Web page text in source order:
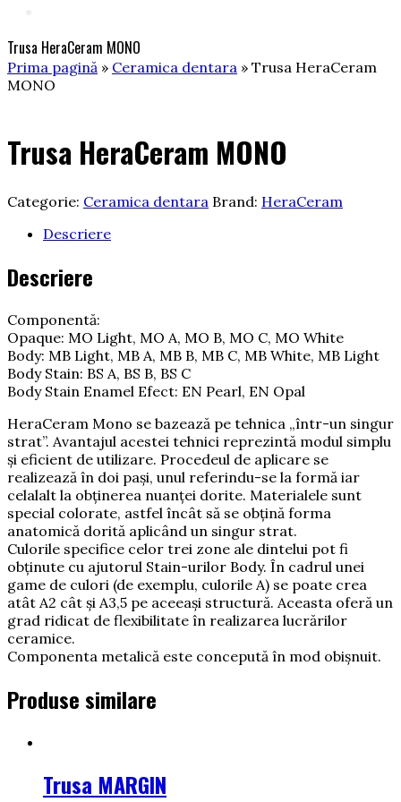
Trusa HeraCeram MONO
Prima pagină » Ceramica dentara » Trusa HeraCeram
MONO
Trusa HeraCeram MONO
Categorie: Ceramica dentara Brand: HeraCeram
Descriere
Descriere
Componentă:
Opaque: MO Light, MO A, MO B, MO C, MO White
Body: MB Light, MB A, MB B, MB C, MB White, MB Light
Body Stain: BS A, BS B, BS C
Body Stain Enamel Efect: EN Pearl, EN Opal
HeraCeram Mono se bazează pe tehnica „într-un singur
strat”. Avantajul acestei tehnici reprezintă modul simplu
și eficient de utilizare. Procedeul de aplicare se
realizează în doi pași, unul referindu-se la formă iar
celalalt la obținerea nuanței dorite. Materialele sunt
special colorate, astfel încât să se obțină forma
anatomică dorită aplicând un singur strat.
Culorile specifice celor trei zone ale dintelui pot fi
obținute cu ajutorul Stain-urilor Body. În cadrul unei
game de culori (de exemplu, culorile A) se poate crea
atât A2 cât și A3,5 pe aceeași structură. Aceasta oferă un
grad ridicat de flexibilitate în realizarea lucrărilor
ceramice.
Componenta metalică este concepută în mod obișnuit.
Produse similare
Trusa MARGIN